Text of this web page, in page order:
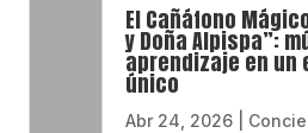
El Cañáfono
y Doña Alpispa”:
aprendizaje en un
único
Abr 24, 2026|